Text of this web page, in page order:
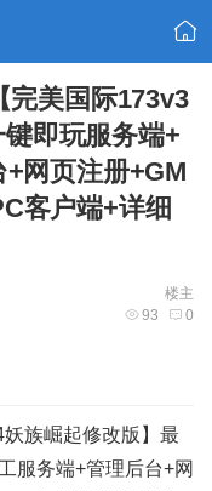
完美国际173v3
即玩服务端+
网页注册+GM
客户端+详细
楼主
93 0
族崛起修改版】最
服务端+管理后台+网